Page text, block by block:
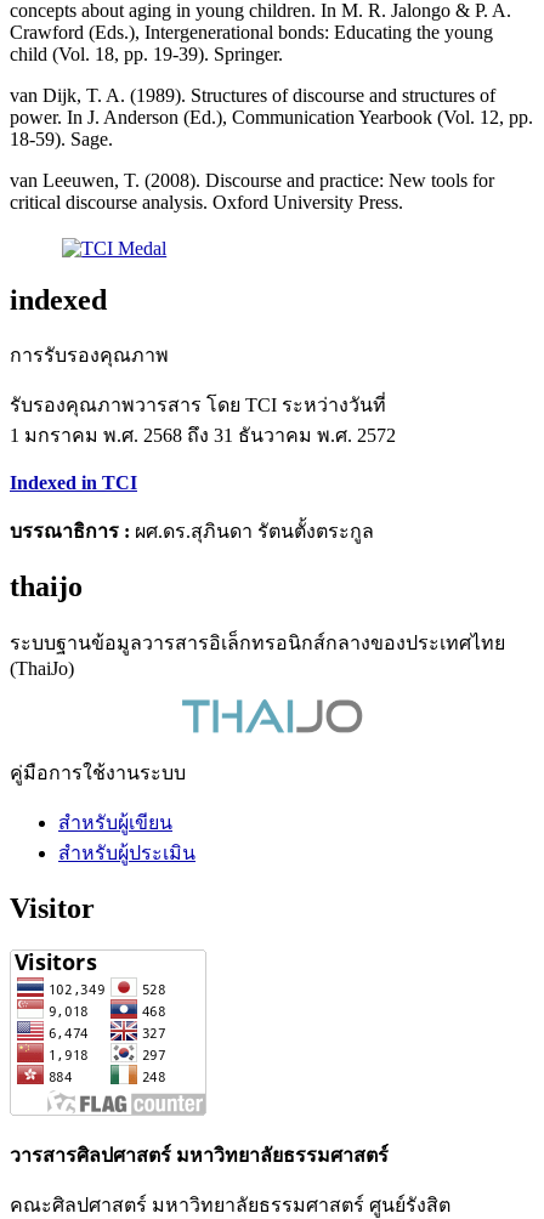
concepts about aging in young children. In M. R. Jalongo & P. A.
Crawford (Eds.), Intergenerational bonds: Educating the young
child (Vol. 18, pp. 19-39). Springer.
van Dijk, T. A. (1989). Structures of discourse and structures of
power. In J. Anderson (Ed.), Communication Yearbook (Vol. 12, pp.
18-59). Sage.
van Leeuwen, T. (2008). Discourse and practice: New tools for
critical discourse analysis. Oxford University Press.
indexed
การรับรองคุณภาพ
รับรองคุณภาพวารสาร โดย TCI ระหว่างวันที่
1 มกราคม พ.ศ. 2568 ถึง 31 ธันวาคม พ.ศ. 2572
Indexed in TCI
บรรณาธิการ : ผศ.ดร.สุภินดา รัตนตั้งตระกูล
thaijo
ระบบฐานข้อมูลวารสารอิเล็กทรอนิกส์กลางของประเทศไทย
(ThaiJo)
คู่มือการใช้งานระบบ
สำหรับผู้เขียน
สำหรับผู้ประเมิน
Visitor
วารสารศิลปศาสตร์ มหาวิทยาลัยธรรมศาสตร์
คณะศิลปศาสตร์ มหาวิทยาลัยธรรมศาสตร์ ศูนย์รังสิต